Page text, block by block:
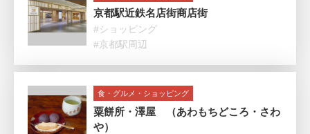
京都駅近鉄名店街商店街
#ショッピング
#京都駅周辺
食・グルメ・ショッピング
粟餅所・澤屋 （あわもちどころ・さわ
や）